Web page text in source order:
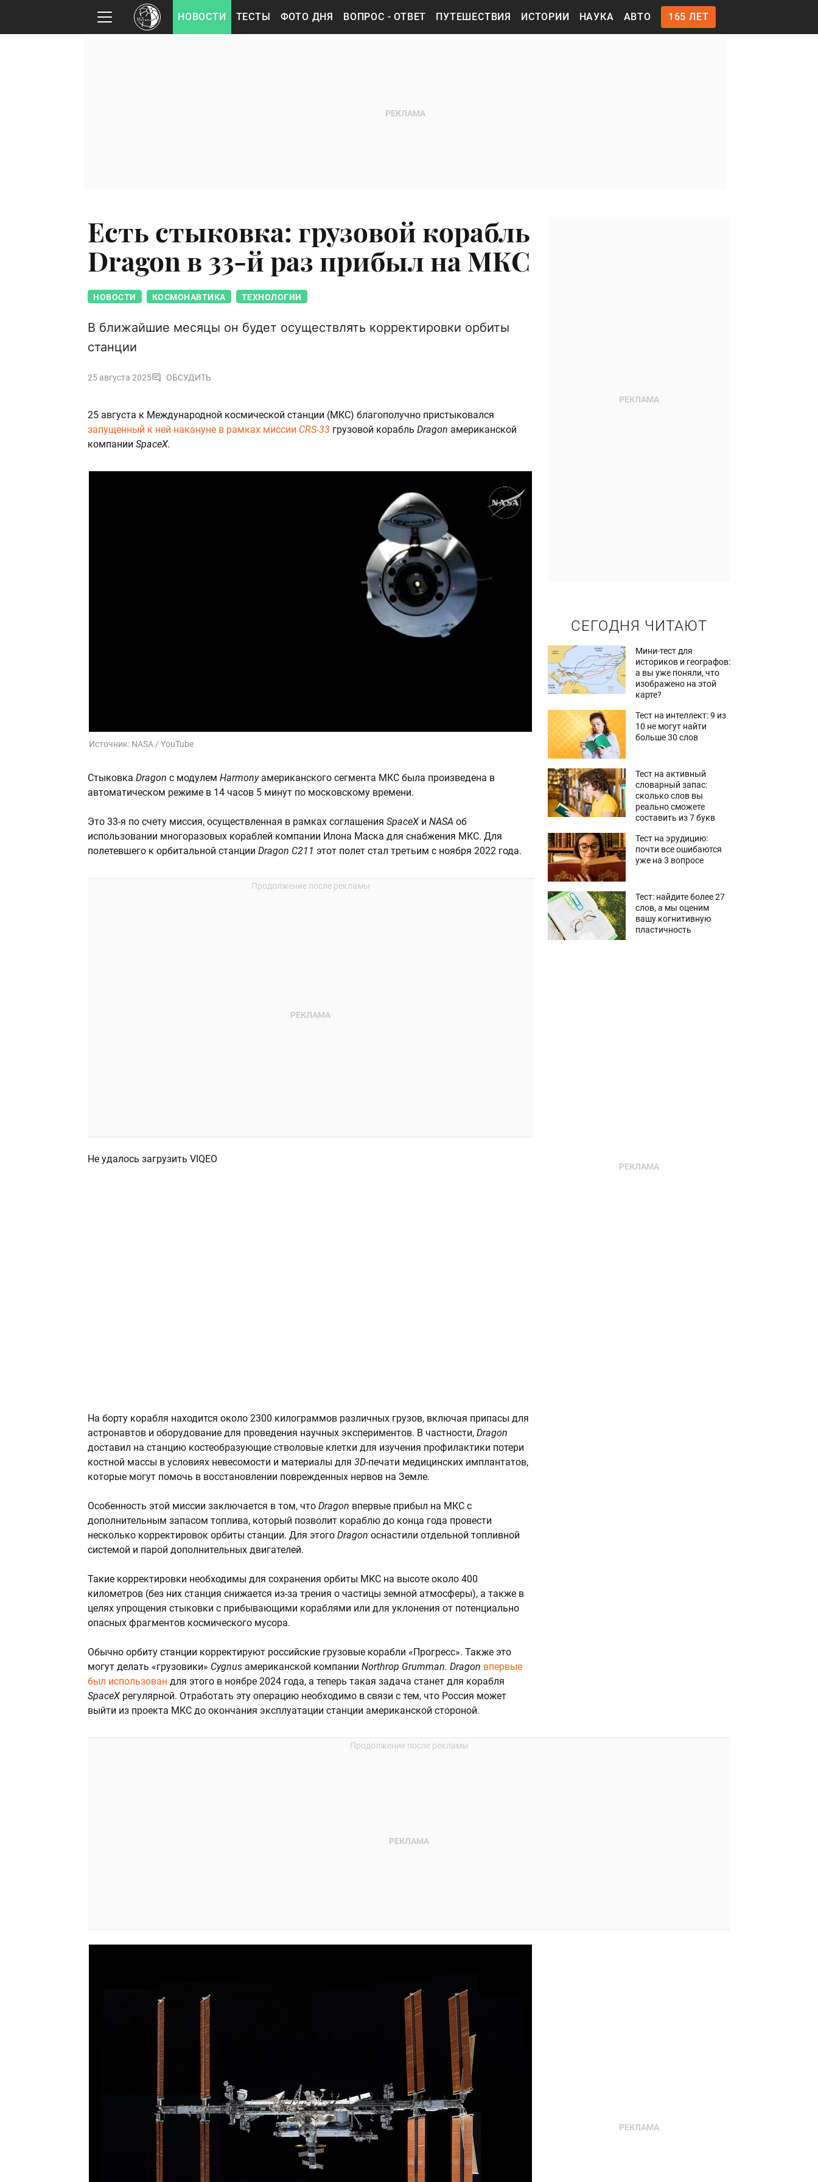
НОВОСТИ ТЕСТЫ ФОТО ДНЯ ВОПРОС - ОТВЕТ ПУТЕШЕСТВИЯ ИСТОРИИ НАУКА АВТО 165 ЛЕТ
Есть стыковка: грузовой корабль
Dragon в 33-й раз прибыл на МКС
НОВОСТИ КОСМОНАВТИКА ТЕХНОЛОГИИ
В ближайшие месяцы он будет осуществлять корректировки орбиты
станции
25 августа 2025 ОБСУДИТЬ
25 августа к Международной космической станции (МКС) благополучно пристыковался
запущенный к ней накануне в рамках миссии CRS-33 грузовой корабль Dragon американской
компании SpaceX.
Источник: NASA / YouTube
Стыковка Dragon с модулем Harmony американского сегмента МКС была произведена в
автоматическом режиме в 14 часов 5 минут по московскому времени.
Это 33-я по счету миссия, осуществленная в рамках соглашения SpaceX и NASA об
использовании многоразовых кораблей компании Илона Маска для снабжения МКС. Для
полетевшего к орбитальной станции Dragon C211 этот полет стал третьим с ноября 2022 года.
Не удалось загрузить VIQEO
На борту корабля находится около 2300 килограммов различных грузов, включая припасы для
астронавтов и оборудование для проведения научных экспериментов. В частности, Dragon
доставил на станцию костеобразующие стволовые клетки для изучения профилактики потери
костной массы в условиях невесомости и материалы для 3D-печати медицинских имплантатов,
которые могут помочь в восстановлении поврежденных нервов на Земле.
Особенность этой миссии заключается в том, что Dragon впервые прибыл на МКС с
дополнительным запасом топлива, который позволит кораблю до конца года провести
несколько корректировок орбиты станции. Для этого Dragon оснастили отдельной топливной
системой и парой дополнительных двигателей.
Такие корректировки необходимы для сохранения орбиты МКС на высоте около 400
километров (без них станция снижается из-за трения о частицы земной атмосферы), а также в
целях упрощения стыковки с прибывающими кораблями или для уклонения от потенциально
опасных фрагментов космического мусора.
Обычно орбиту станции корректируют российские грузовые корабли «Прогресс». Также это
могут делать «грузовики» Cygnus американской компании Northrop Grumman. Dragon впервые
был использован для этого в ноябре 2024 года, а теперь такая задача станет для корабля
SpaceX регулярной. Отработать эту операцию необходимо в связи с тем, что Россия может
выйти из проекта МКС до окончания эксплуатации станции американской стороной.
СЕГОДНЯ ЧИТАЮТ
Мини-тест для
историков и географов:
а вы уже поняли, что
изображено на этой
карте?
Тест на интеллект: 9 из
10 не могут найти
больше 30 слов
Тест на активный
словарный запас:
сколько слов вы
реально сможете
составить из 7 букв
Тест на эрудицию:
почти все ошибаются
уже на 3 вопросе
Тест: найдите более 27
слов, а мы оценим
вашу когнитивную
пластичность